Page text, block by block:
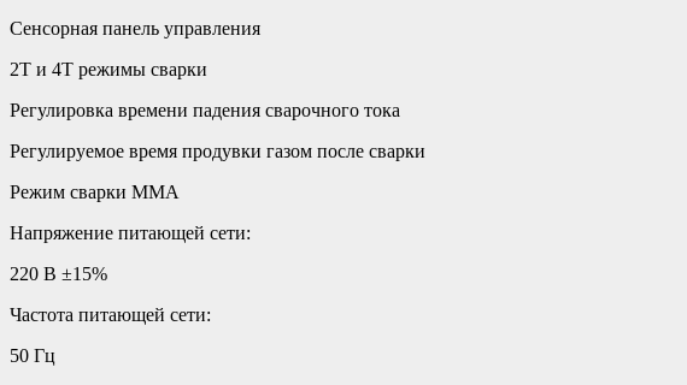
Сенсорная панель управления
2Т и 4Т режимы сварки
Регулировка времени падения сварочного тока
Регулируемое время продувки газом после сварки
Режим сварки ММА
Напряжение питающей сети:
220 В ±15%
Частота питающей сети:
50 Гц